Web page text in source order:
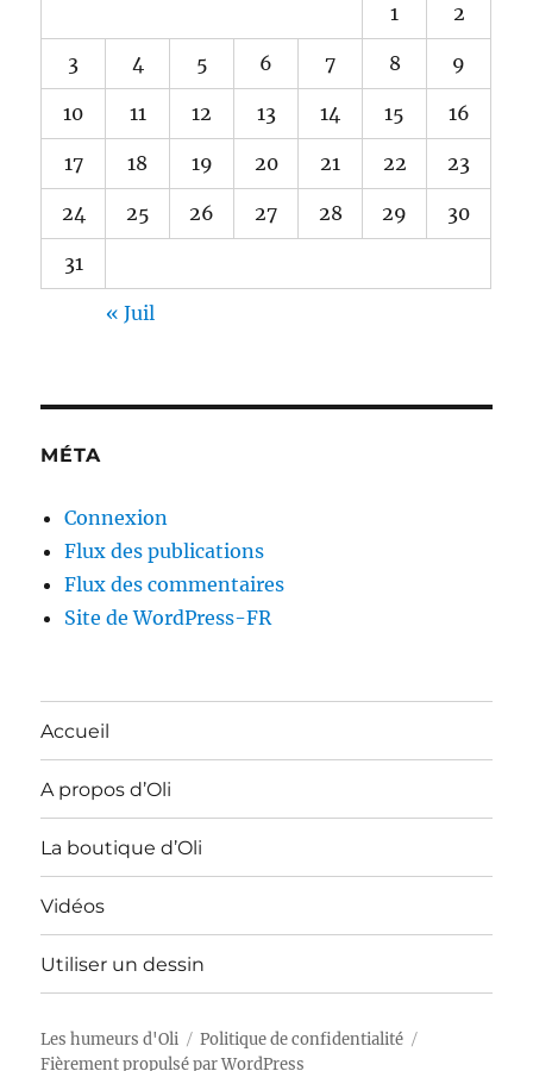
1 2
3 4 5 6 7 8 9
10 11 12 13 14 15 16
17 18 19 20 21 22 23
24 25 26 27 28 29 30
31
« Juil
MÉTA
Connexion
Flux des publications
Flux des commentaires
Site de WordPress-FR
Accueil
A propos d’Oli
La boutique d’Oli
Vidéos
Utiliser un dessin
Les humeurs d'Oli
Politique de confidentialité
Fièrement propulsé par WordPress